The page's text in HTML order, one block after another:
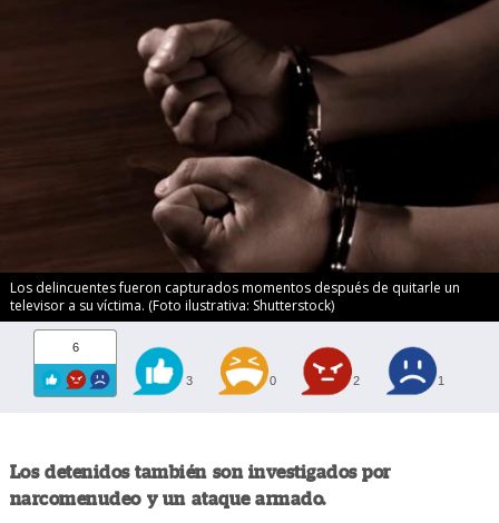
Los delincuentes fueron capturados momentos después de quitarle un
televisor a su víctima. (Foto ilustrativa: Shutterstock)
6
3 0 2 1
Los detenidos también son investigados por
narcomenudeo y un ataque armado.